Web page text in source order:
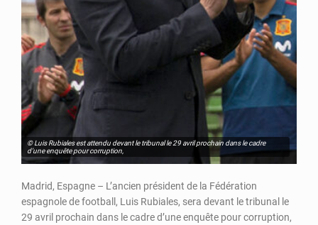
© Luis Rubiales est attendu devant le tribunal le 29 avril prochain dans le cadre
d’une enquête pour corruption,
Madrid, Espagne – L’ancien président de la Fédération
espagnole de football, Luis Rubiales, sera devant le tribunal le
29 avril prochain dans le cadre d’une enquête pour corruption,